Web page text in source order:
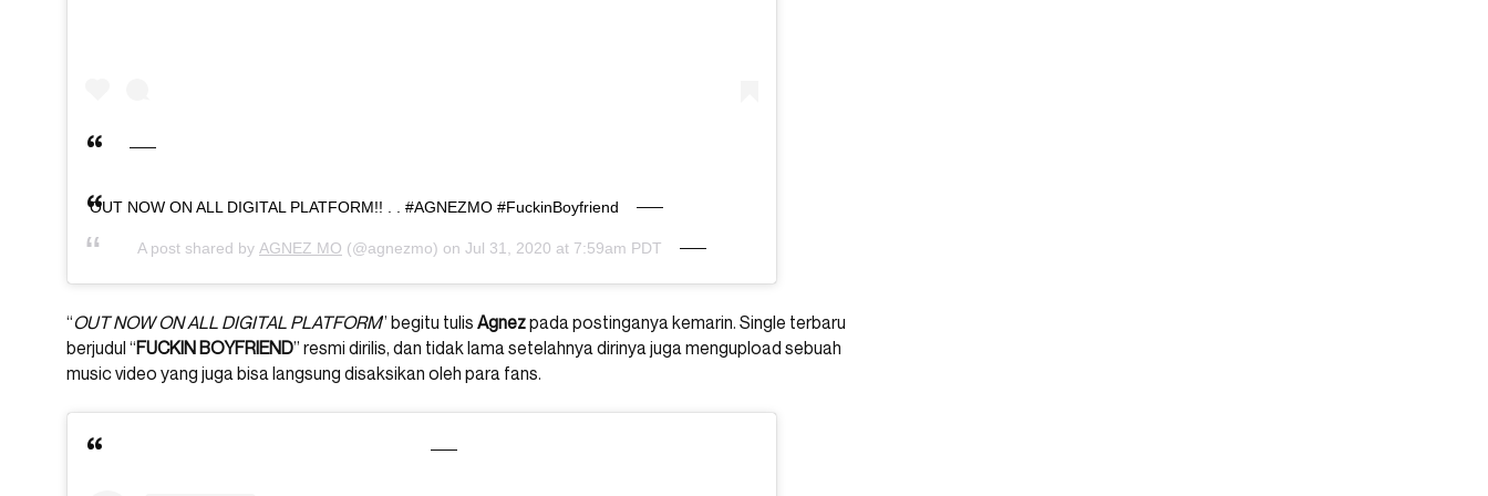
OUT NOW ON ALL DIGITAL PLATFORM!! . . #AGNEZMO #FuckinBoyfriend
A post shared by AGNEZ MO (@agnezmo) on Jul 31, 2020 at 7:59am PDT
“OUT NOW ON ALL DIGITAL PLATFORM” begitu tulis Agnezpada postinganya kemarin. Single terbaru
berjudul “FUCKINBOYFRIEND” resmi dirilis, dan tidak lama setelahnya dirinya juga mengupload sebuah
music video yang juga bisa langsung disaksikan oleh para fans.